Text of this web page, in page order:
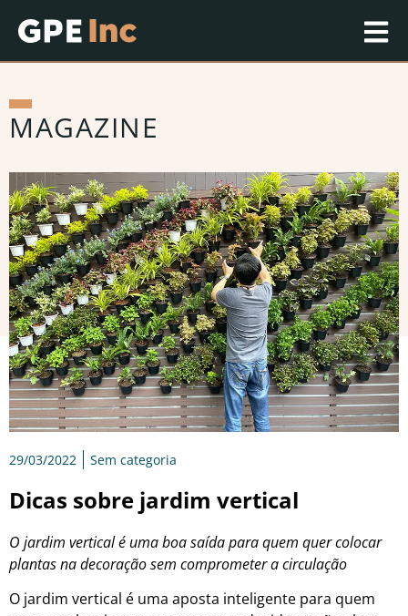
MAGAZINE
29/03/2022 Sem categoria
Dicas sobre jardim vertical
O jardim vertical é uma boa saída para quem quer colocar
plantas na decoração sem comprometer a circulação
O jardim vertical é uma aposta inteligente para quem